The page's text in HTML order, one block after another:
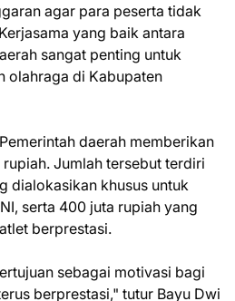
agar para peserta tidak
yang baik antara
sangat penting untuk
olahraga di Kabupaten
daerah memberikan
Jumlah tersebut terdiri
dialokasikan khusus untuk
serta 400 juta rupiah yang
berprestasi.
sebagai motivasi bagi
berprestasi," tutur Bayu Dwi